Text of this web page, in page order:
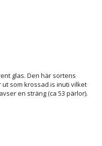
glas. Den här sortens
som krossad is inuti vilket
en sträng (ca 53 pärlor).